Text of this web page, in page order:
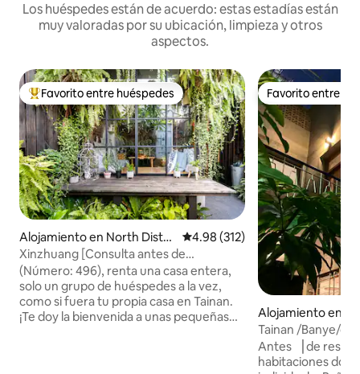
Los huéspedes están de acuerdo: estas estadías están
muy valoradas por su ubicación, limpieza y otros
aspectos.
Favorito entre huéspedes preferido
Favorito entre huéspedes
Alojamiento en North Distri
ct
Calificación promedio: 4.98 de
4.98 (312)
Xinzhuang [Consulta antes de
reservar/alojamiento legal en una
habitación/descuento para dos
personas/ubicación
excelente/aparcamiento adjunto/retro y
​(Número: 496), renta una casa entera,
solo un grupo de huéspedes a la vez,
como si fuera tu propia casa en Tainan.
¡Te doy la bienvenida a unas pequeñas
Favorito entre
Favorito entre
Alojamiento en
al District
Tainan /Banye/
vieja/casa
edificio pequeño/
Antes ▕ de reservar▕
habitaciones